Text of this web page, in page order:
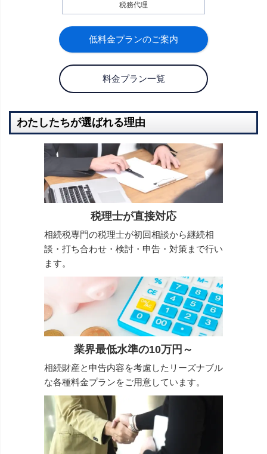
税務代理
低料金プランのご案内
料金プラン一覧
わたしたちが選ばれる理由
税理士が直接対応
相続税専門の税理士が初回相談から継続相
談・打ち合わせ・検討・申告・対策まで行い
ます。
業界最低水準の10万円～
相続財産と申告内容を考慮したリーズナブル
な各種料金プランをご用意しています。